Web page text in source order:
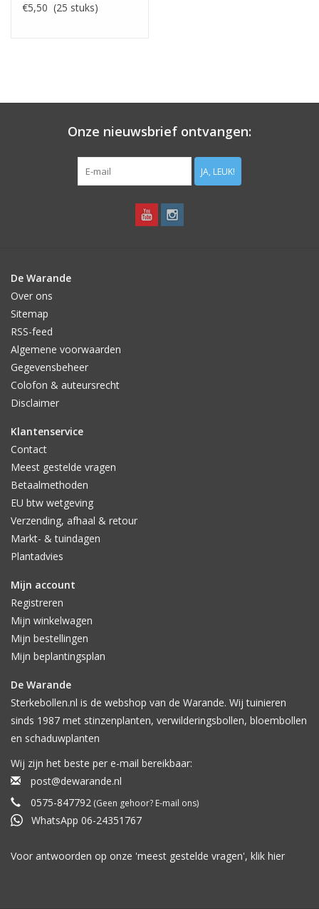
€5,50 (25 stuks)
Onze nieuwsbrief ontvangen:
JA, LEUK!
De Warande
Over ons
Sitemap
RSS-feed
Algemene voorwaarden
Gegevensbeheer
Colofon & auteursrecht
Disclaimer
Klantenservice
Contact
Meest gestelde vragen
Betaalmethoden
EU btw wetgeving
Verzending, afhaal & retour
Markt- & tuindagen
Plantadvies
Mijn account
Registreren
Mijn winkelwagen
Mijn bestellingen
Mijn beplantingsplan
De Warande
Sterkebollen.nl is de webshop van de Warande. Wij tuinieren
sinds 1987 met stinzenplanten, verwilderingsbollen, bloembollen
en schaduwplanten
Wij zijn het beste per e-mail bereikbaar:
post@dewarande.nl
0575-847792 (Geen gehoor? E-mail ons)
WhatsApp 06-24351767
Voor antwoorden op onze 'meest gestelde vragen', klik hier